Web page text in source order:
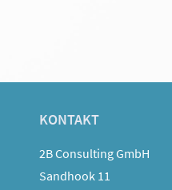
KONTAKT
2B Consulting GmbH
Sandhook 11